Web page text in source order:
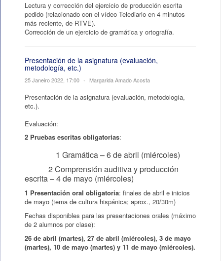
Lectura y corrección del ejercicio de producción escrita
pedido (relacionado con el vídeo Telediario en 4 minutos
más reciente, de RTVE).
Corrección de un ejercicio de gramática y ortografía.
Presentación de la asignatura (evaluación,
metodología, etc.)
25 Janeiro 2022, 17:00 • Margarida Amado Acosta
Presentación de la asignatura (evaluación, metodología,
etc.).
Evaluación:
2 Pruebas escritas obligatorias:
1 Gramática – 6 de abril (miércoles)
2 Comprensión auditiva y producción
escrita – 4 de mayo (miércoles)
1 Presentación oral obligatoria: finales de abril e inicios
de mayo (tema de cultura hispánica; aprox., 20/30m)
Fechas disponibles para las presentaciones orales (máximo
de 2 alumnos por clase):
26 de abril (martes), 27 de abril (miércoles), 3 de mayo
(martes), 10 de mayo (martes) y 11 de mayo (miércoles).